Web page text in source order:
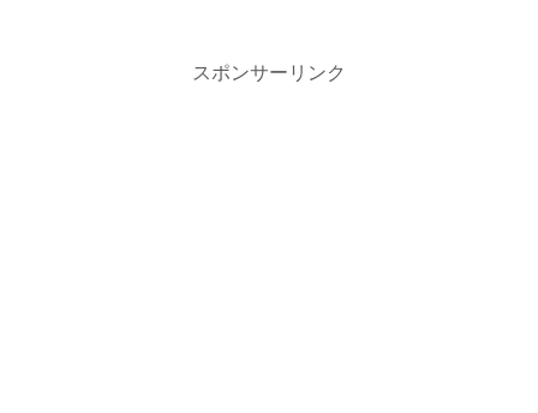
スポンサーリンク